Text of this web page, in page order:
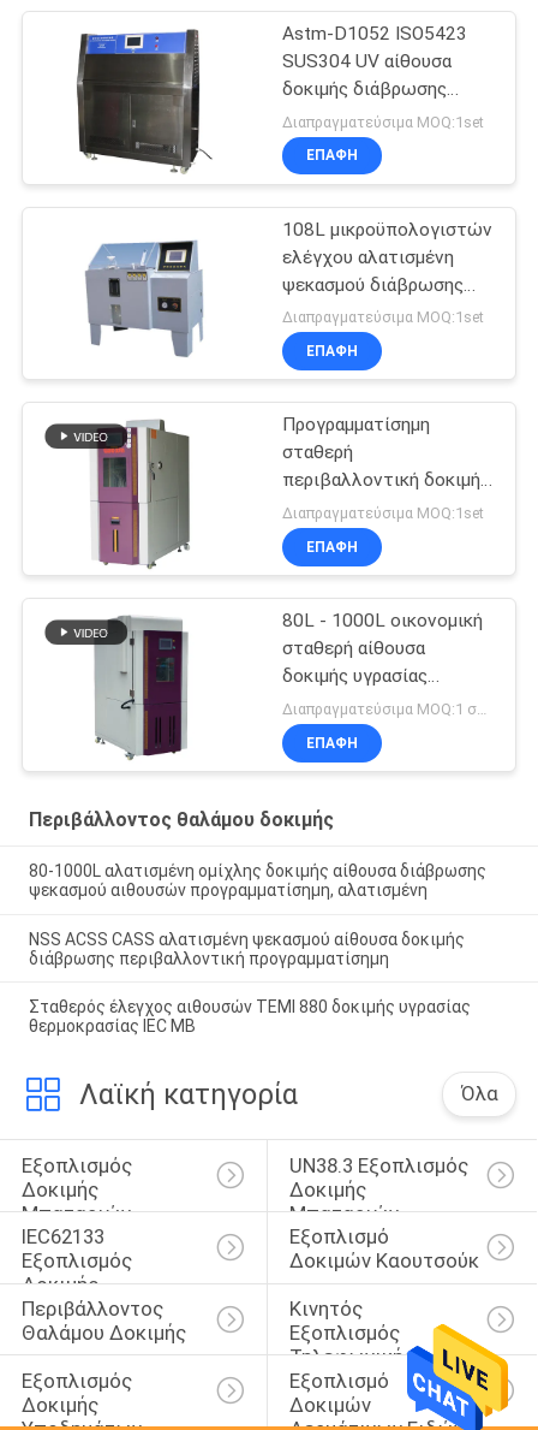
Astm-D1052 ISO5423
SUS304 UV αίθουσα
δοκιμής διάβρωσης
περιβαλλοντική
Διαπραγματεύσιμα MOQ:1set
ΕΠΑΦΉ
108L μικροϋπολογιστών
ελέγχου αλατισμένη
ψεκασμού διάβρωσης
δοκιμής αίθουσα δοκιμής
διάβρωσης ψεκασμού
αιθουσών αλατισμένη
Διαπραγματεύσιμα MOQ:1set
ΕΠΑΦΉ
Προγραμματίσημη
σταθερή
περιβαλλοντική δοκιμή
αιθουσών υγρασίας
θερμοκρασίας
Διαπραγματεύσιμα MOQ:1set
ΕΠΑΦΉ
80L - 1000L οικονομική
σταθερή αίθουσα
δοκιμής υγρασίας
θερμοκρασίας
ΕΠΑΦΉ
Περιβάλλοντος θαλάμου δοκιμής
80-1000L αλατισμένη ομίχλης δοκιμής αίθουσα διάβρωσης
ψεκασμού αιθουσών προγραμματίσημη, αλατισμένη
NSS ACSS CASS αλατισμένη ψεκασμού αίθουσα δοκιμής
διάβρωσης περιβαλλοντική προγραμματίσημη
Σταθερός έλεγχος αιθουσών TEMI 880 δοκιμής υγρασίας
θερμοκρασίας IEC ΜΒ
Λαϊκή κατηγορία Όλα
Εξοπλισμός
Δοκιμής
Μπαταριών
UN38.3 Εξοπλισμός
Δοκιμής
Μπαταριών
IEC62133
Εξοπλισμός
Δοκιμής
Μπαταριών
Εξοπλισμό
Δοκιμών Καουτσούκ
Περιβάλλοντος
Θαλάμου Δοκιμής
Κινητός
Εξοπλισμός
Τηλεφωνικής
Δοκιμής
Εξοπλισμός
Δοκιμής
Εξοπλισμό
Δοκιμών